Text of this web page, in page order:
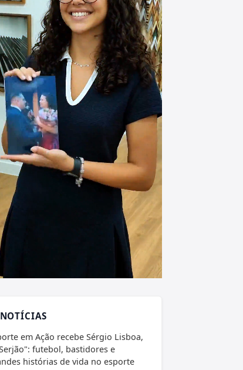
em Ação recebe Sérgio Lisboa,
futebol, bastidores e
histórias de vida no esporte